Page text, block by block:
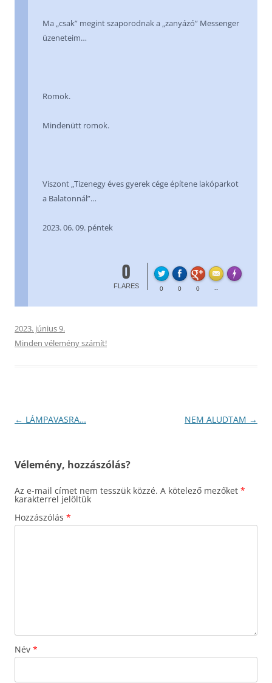
Ma „csak” megint szaporodnak a „zanyázó” Messenger
üzeneteim…
Romok.
Mindenütt romok.
Viszont „Tizenegy éves gyerek cége építene lakóparkot
a Balatonnál”…
2023. 06. 09. péntek
0
FLARES 0 0 0 --
Made with
2023. június 9.
Minden vélemény számít!
Bejegyzés
← LÁMPAVASRA… NEM ALUDTAM →
Vélemény, hozzászólás?
Az e-mail címet nem tesszük közzé. A kötelező mezőket *
karakterrel jelöltük
Hozzászólás *
Név *